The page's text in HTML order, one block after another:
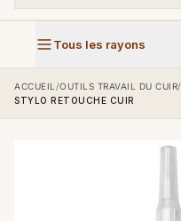
Tous les rayons
ACCUEIL /OUTILS TRAVAIL DU CUIR/
STYLO RETOUCHE CUIR